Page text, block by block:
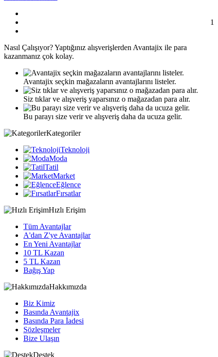
1
Nasıl Çalışıyor?Yaptığınız alışverişlerden Avantajix ile para
kazanmanız çok kolay.
Avantajix seçkin mağazaların avantajlarını listeler.
Siz tıklar ve alışveriş yaparsınız o mağazadan para alır.
Bu parayı size verir ve alışveriş daha da ucuza gelir.
Kategoriler
Teknoloji
Moda
Tatil
Market
Eğlence
Fırsatlar
Hızlı Erişim
Tüm Avantajlar
A'dan Z'ye Avantajlar
En Yeni Avantajlar
10 TL Kazan
5 TL Kazan
Bağış Yap
Hakkımızda
Biz Kimiz
Basında Avantajix
Basında Para İadesi
Sözleşmeler
Bize Ulaşın
Destek